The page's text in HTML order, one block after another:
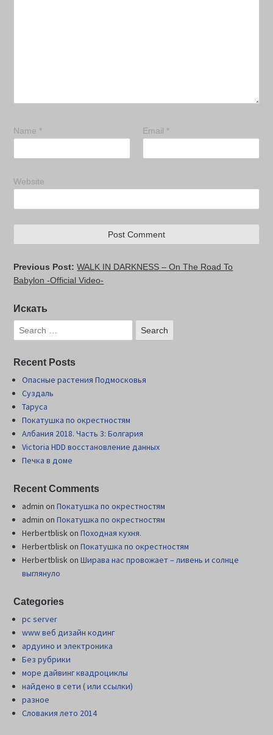
Name * Email *
Website
Previous Post:WALK IN DARKNESS – On The Road To
Babylon -Official Video-
Искать
Recent Posts
Опасные растения Подмосковья
Суздаль
Таруса
Покатушка по окрестностям
Албания 2018. Часть 3: Болгария
Victoria HDD восстановление данных
Печка в доме
Recent Comments
admin onПокатушка по окрестностям
admin onПокатушка по окрестностям
HerbertbliskonПоходная кухня.
HerbertbliskonПокатушка по окрестностям
HerbertbliskonШиpава нас провожает – ливень и солнце
выглянуло
Categories
pc server
www веб дизайн кодинг
ардуино и электроника
Без рубрики
море дайвинг квадроциклы
найдено в сети ( или ссылки)
разное
Словакия лето 2014